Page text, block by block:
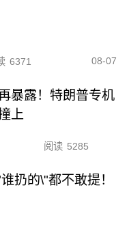
6371 08-07
暴露！特朗普专机
上
阅读 5285
扔的\"都不敢提！